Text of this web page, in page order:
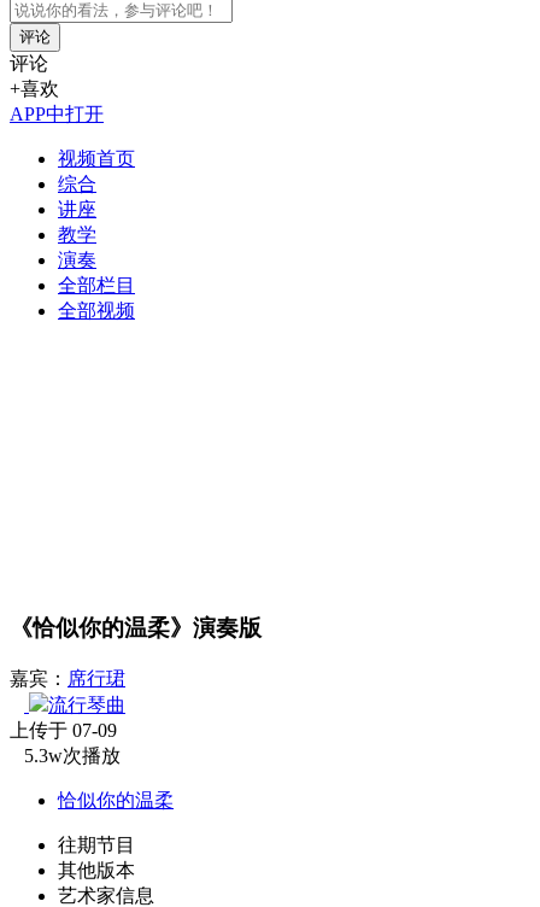
评论
评论
+喜欢
APP中打开
视频首页
综合
讲座
教学
演奏
全部栏目
全部视频
《恰似你的温柔》演奏版
嘉宾： 席行珺
流行琴曲
上传于 07-09
5.3w次播放
恰似你的温柔
往期节目
其他版本
艺术家信息